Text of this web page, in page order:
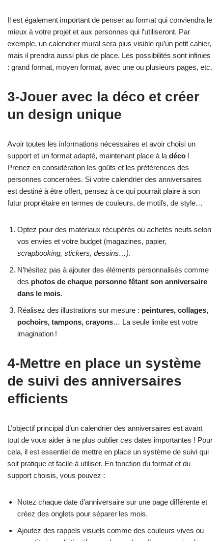
Il est également important de penser au format qui conviendra le
mieux à votre projet et aux personnes qui l’utiliseront. Par
exemple, un calendrier mural sera plus visible qu’un petit cahier,
mais il prendra aussi plus de place. Les possibilités sont infinies
: grand format, moyen format, avec une ou plusieurs pages, etc.
3-Jouer avec la déco et créer
un design unique
Avoir toutes les informations nécessaires et avoir choisi un
support et un format adapté, maintenant place à la déco !
Prenez en considération les goûts et les préférences des
personnes concernées. Si votre calendrier des anniversaires
est destiné à être offert, pensez à ce qui pourrait plaire à son
futur propriétaire en termes de couleurs, de motifs, de style…
Optez pour des matériaux récupérés ou achetés neufs selon
vos envies et votre budget (magazines, papier,
scrapbooking, stickers, dessins…).
N’hésitez pas à ajouter des éléments personnalisés comme
des photos de chaque personne fêtant son anniversaire
dans le mois.
Réalisez des illustrations sur mesure : peintures, collages,
pochoirs, tampons, crayons… La seule limite est votre
imagination !
4-Mettre en place un système
de suivi des anniversaires
efficients
L’objectif principal d’un calendrier des anniversaires est avant
tout de vous aider à ne plus oublier ces dates importantes ! Pour
cela, il est essentiel de mettre en place un système de suivi qui
soit pratique et facile à utiliser. En fonction du format et du
support choisis, vous pouvez :
Notez chaque date d’anniversaire sur une page différente et
créez des onglets pour séparer les mois.
Ajoutez des rappels visuels comme des couleurs vives ou